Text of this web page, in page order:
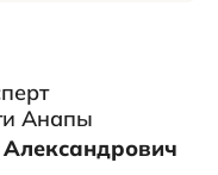
Анапы